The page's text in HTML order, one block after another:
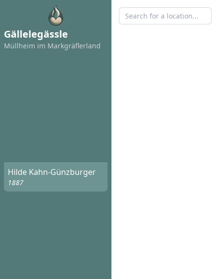
Gällelegässle
Müllheim im Markgräflerland
Hilde Kahn-Günzburger
1887